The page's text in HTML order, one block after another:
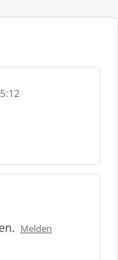
Melden